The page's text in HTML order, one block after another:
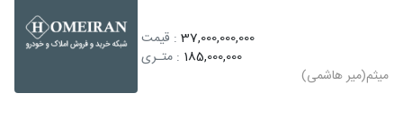
37,000,000,000 : قیمت
185,000,000 : متـری
میثم(میر هاشمی)